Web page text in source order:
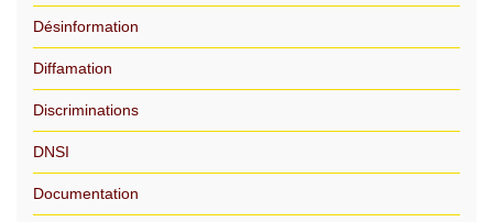
Désinformation
Diffamation
Discriminations
DNSI
Documentation